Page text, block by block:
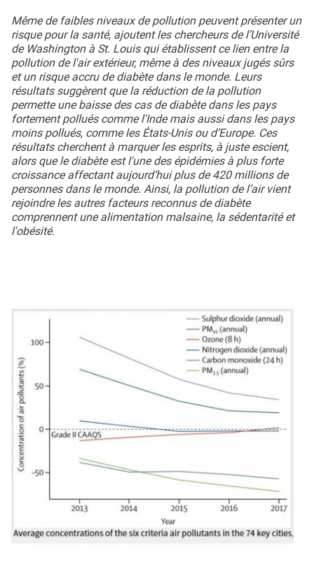
Même de faibles niveaux de pollution peuvent présenter un
risque pour la santé, ajoutent les chercheurs de l’Université
de Washington à St. Louis qui établissent ce lien entre la
pollution de l'air extérieur, même à des niveaux jugés sûrs
et un risque accru de diabète dans le monde. Leurs
résultats suggèrent que la réduction de la pollution
permette une baisse des cas de diabète dans les pays
fortement pollués comme l'Inde mais aussi dans les pays
moins pollués, comme les États-Unis ou d’Europe. Ces
résultats cherchent à marquer les esprits, à juste escient,
alors que le diabète est l'une des épidémies à plus forte
croissance affectant aujourd’hui plus de 420 millions de
personnes dans le monde. Ainsi, la pollution de l’air vient
rejoindre les autres facteurs reconnus de diabète
comprennent une alimentation malsaine, la sédentarité et
l'obésité.